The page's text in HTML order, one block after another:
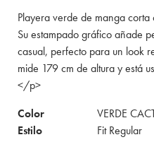
Playera verde de manga
Su estampado gráfico añade
casual, perfecto para un look
mide 179 cm de altura y está
</p>
Color
VERDE
Estilo
Fit Regular